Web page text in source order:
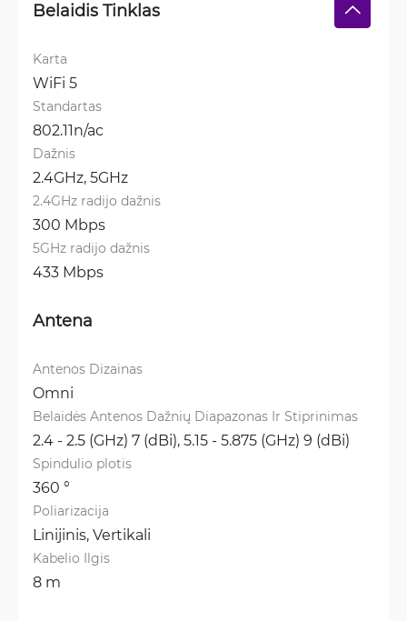
Belaidis Tinklas
Karta
WiFi 5
Standartas
802.11n/ac
Dažnis
2.4GHz, 5GHz
2.4GHz radijo dažnis
300 Mbps
5GHz radijo dažnis
433 Mbps
Antena
Antenos Dizainas
Omni
Belaidės Antenos Dažnių Diapazonas Ir Stiprinimas
2.4 - 2.5 (GHz) 7 (dBi), 5.15 - 5.875 (GHz) 9 (dBi)
Spindulio plotis
360 °
Poliarizacija
Linijinis, Vertikali
Kabelio Ilgis
8 m